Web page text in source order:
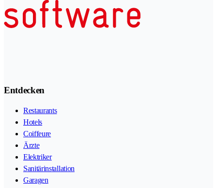
Entdecken
Restaurants
Hotels
Coiffeure
Ärzte
Elektriker
Sanitärinstallation
Garagen